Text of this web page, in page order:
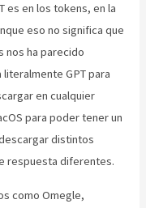
es en los tokens, en la
eso no significa que
nos ha parecido
GPT para
en cualquier
para poder tener un
distintos
respuesta diferentes.
como Omegle,